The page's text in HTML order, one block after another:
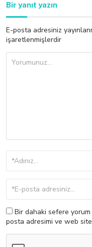
Bir yanıt yazın
E-posta adresiniz
işaretlenmişlerdir
Bir dahaki sefere yorum
posta adresimi ve web